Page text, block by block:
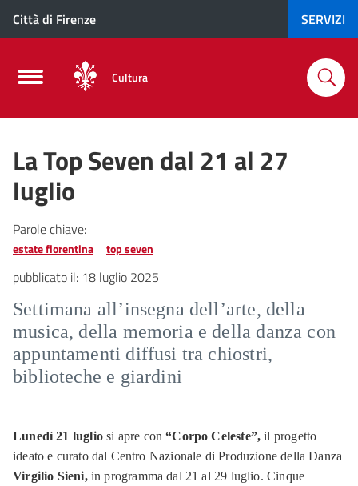
Città di Firenze SERVIZI
Cultura
La Top Seven dal 21 al 27
luglio
Parole chiave:
estate fiorentina top seven
pubblicato il: 18 luglio 2025
Settimana all’insegna dell’arte, della
musica, della memoria e della danza con
appuntamenti diffusi tra chiostri,
biblioteche e giardini
Lunedì 21 lugliosi apre con“Corpo Celeste”,il progetto
ideato e curato dal Centro Nazionale di Produzione della Danza
Virgilio Sieni,in programma dal 21 al 29 luglio. Cinque